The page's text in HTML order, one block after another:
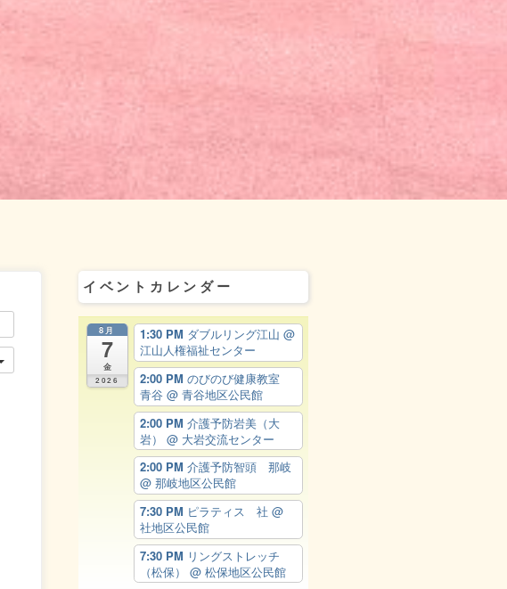
イベントカレンダー
8月
7
金
2026
1:30 PM ダブルリング江山 @
江山人権福祉センター
2:00 PM のびのび健康教室
青谷 @ 青谷地区公民館
2:00 PM 介護予防岩美（大
岩） @ 大岩交流センター
2:00 PM 介護予防智頭 那岐
@ 那岐地区公民館
7:30 PM ピラティス 社 @
社地区公民館
7:30 PM リングストレッチ
（松保） @ 松保地区公民館